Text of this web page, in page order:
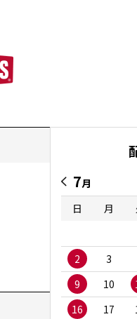
7月
日
月
2
3
9
10
16
17